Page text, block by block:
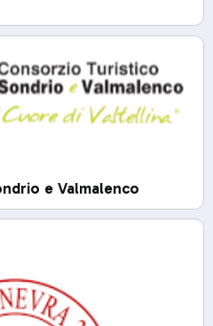
e Valmalenco